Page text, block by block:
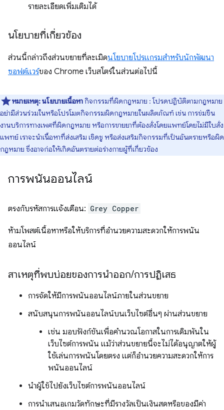
รายละเอียดเพิ่มเติมได้
นโยบายที่เกี่ยวข้อง
ส่วนนี้กล่าวถึงส่วนขยายที่ละเมิดนโยบายโปรแกรมสำหรับนักพัฒนา
ซอฟต์แวร์ของ Chrome เว็บสโตร์ในส่วนต่อไปนี้
หมายเหตุ:นโยบายเนื้อหากิจกรรมที่ผิดกฎหมาย : โปรดปฏิบัติตามกฎหมาย
อย่ามีส่วนร่วมในหรือโปรโมตกิจกรรมผิดกฎหมายในผลิตภัณฑ์ เช่น การข่มขืน
งานบริการทางเพศที่ผิดกฎหมาย หรือการขายยาที่ต้องสั่งโดยแพทย์โดยไม่มีใบสั่ง
แพทย์ เราจะนำเนื้อหาที่ส่งเสริม เชิดชู หรือส่งเสริมกิจกรรมที่เป็นอันตรายหรือผิด
กฎหมาย ซึ่งอาจก่อให้เกิดอันตรายต่อร่างกายผู้ที่เกี่ยวข้อง
การพนันออนไลน์
ตรงกับรหัสการแจ้งเตือน: Grey Copper
ห้ามโพสต์เนื้อหาหรือให้บริการที่อำนวยความสะดวกให้การพนัน
ออนไลน์
สาเหตุที่พบบ่อยของการนำออก/การปฏิเสธ
การจัดให้มีการพนันออนไลน์ภายในส่วนขยาย
สนับสนุนการพนันออนไลน์บนเว็บไซต์อื่นๆ ผ่านส่วนขยาย
เช่น มอบฟังก์ชันเพื่อคำนวณโอกาสในการเดิมพันใน
เว็บไซต์การพนัน แม้ว่าส่วนขยายนี้จะไม่ได้อนุญาตให้ผู้
ใช้เล่นการพนันโดยตรง แต่ก็อำนวยความสะดวกให้การ
พนันออนไลน์
นำผู้ใช้ไปยังเว็บไซต์การพนันออนไลน์
การนำเสนอเกมวัดทักษะที่มีรางวัลเป็นเงินสดหรือของมีค่า